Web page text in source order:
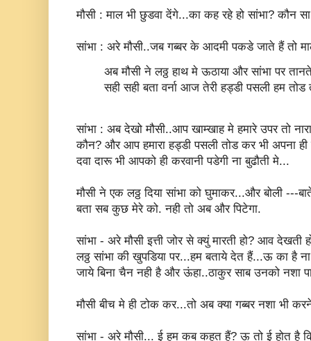
मौसी : माल भी छुडवा देंगे...का कह रहे हो सांभा? कौन
सांभा : अरे मौसी..जब गब्बर के आदमी पकडे जाते हैं तो
अब मौसी ने लठ्ठ हाथ मे ऊठाया और सांभा पर
सही सही बता वर्ना आज तेरी हड्डी पसली हम
सांभा : अब देखो मौसी..आप खाम्खाह मे हमारे उपर तो
कौन? और आप हमारा हड्डी पसली तोड कर भी अपना
दवा दारू भी आपको ही करवानी पडेगी ना बुढौती मे...
मौसी ने एक लठ्ठ दिया सांभा को घुमाकर...और बोली ---
बता सब कुछ मेरे को. नही तो अब और पिटेगा.
सांभा - अरे मौसी इत्ती जोर से क्युं मारती हो? आव
लठ्ठ सांभा की खुपडिया पर...हम बताये देत हैं...ऊ का है
जाये बिना चैन नही है और ऊंहा..ठाकुर साब उनको नशा
मौसी बीच मे ही टोक कर...तो अब क्या गब्बर नशा भी
सांभा - अरे मौसी... ई हम कब कहत हैं? ऊ तो ई होत है